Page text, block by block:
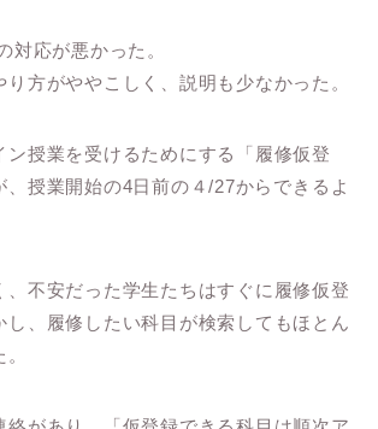
対応が悪かった。
り方がややこしく、説明も少なかった。
ン授業を受けるためにする「履修仮登
、授業開始の4日前の４/27からできるよ
、不安だった学生たちはすぐに履修仮登
し、履修したい科目が検索してもほとん